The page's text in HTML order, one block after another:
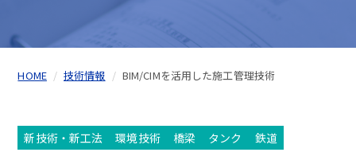
HOME 技術情報 BIM/CIMを活用した施工管理技術
新技術・新工法 環境技術 橋梁 タンク 鉄道